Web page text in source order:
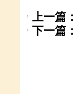
上一篇：
下一篇：